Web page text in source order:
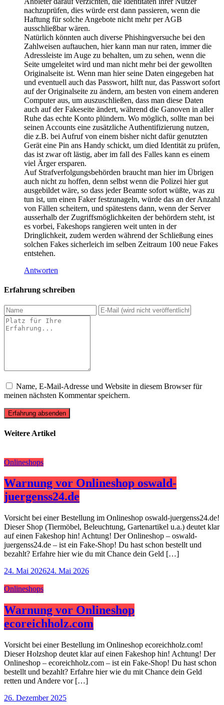
nachzuprüfen, dies würde erst dann passieren, wenn die
Haftung für solche Angebote nicht mehr per AGB
ausschließbar wären.
Natürlich könnten auch diverse Phishingversuche bei den
Zahlweisen auftauchen, hier kann man nur raten, immer die
Adressleiste im Auge zu behalten, um zu sehen, wenn die
Seite umgeleitet wird und man nicht mehr bei der gewollten
Originalseite ist. Wenn man hier seine Daten eingegeben hat
und eventuell auch das Passwort, hilft nur, das Passwort sofort
auf der Originalseite zu ändern, am besten von einem anderen
Computer aus, um auszuschließen, dass man diese Daten
auch auf der Fakeseite ändert, während die Ganoven in aller
Ruhe das echte Konto plündern. Wo möglich, sollte man bei
seinen Accounts eine zusätzliche Authentifizierung nutzen,
die z.B. bei Aufruf von einem bisher nicht dafür genutzten
Gerät eine Pin ans Handy schickt, um died Identität zu prüfen,
das ist zwar oft lästig, aber im fall des Falles kann es einem
viel Ärger ersparen.
Auf Strafverfolgungsbehörden braucht man hier im Übrigen
auch nicht zu hoffen, denn selbst wenn die Polizei hier gut
ausgebildet wäre, so dass jeder Beamte sofort wüßte, was zu
tun ist, um einen Faker festzunageln, würde das an der Anzahl
von Fällen scheitern, und spätestens dann, wenn der Server
ausserhalb der Zugriffsmöglichkeiten der behördern steht, ist
es vorbei, Fakeshops rangieren weit unten in der
Dringlichkeit, zudem werden während der Schließung eines
solchen Fakes sicherleich im selben Zeitraum 100 neue Fakes
entstehen.
Antworten
Erfahrung schreiben
Name, E-Mail-Adresse und Website in diesem Browser für
meinen nächsten Kommentar speichern.
Erfahrung absenden
Weitere Artikel
Onlineshops
Warnung vor Onlineshop oswald-
juergenss24.de
Vorsicht bei einer Bestellung im Onlineshop oswald-juergenss24.de!
Dieser Shop (Tiermöbel, Beleuchtung, Gartenartikel u.a.) deutet klar
auf einen Fakeshop hin! Achtung! Der Onlineshop – oswald-
juergenss24.de – ist ein Fake-Shop! Du hast schon bestellt und
bezahlt? Erfahre hier wie du mit Chance dein Geld […]
24. Mai 202624. Mai 2026
Onlineshops
Warnung vor Onlineshop
ecoreichholz.com
Vorsicht bei einer Bestellung im Onlineshop ecoreichholz.com!
Dieser Holzshop deutet klar auf einen Fakeshop hin! Achtung! Der
Onlineshop – ecoreichholz.com – ist ein Fake-Shop! Du hast schon
bestellt und bezahlt? Erfahre hier wie du mit Chance dein Geld
retten und Andere vor […]
26. Dezember 2025